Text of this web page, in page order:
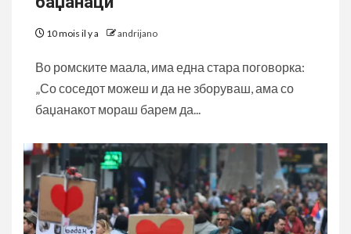
10 mois il y a andrijano
Во ромските маала, има една стара поговорка:
„Со соседот можеш и да не зборуваш, ама со
баџанакот мораш барем да...